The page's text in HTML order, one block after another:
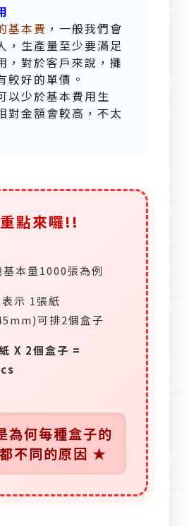
基本費 ，一般我們會
，生產量至少要滿足
，對於客戶來說，攤
較好的單價。
以少於基本費用生
對金額會較高，不太
點來囉!!
基本量1000張為例
示 1張紙
可排2個盒子
X 2個盒子 =
為何每種盒子的
不同的原因 ★